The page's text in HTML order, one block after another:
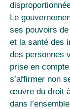
Le
ses pouvoirs
et la santé des
des personnes
prise en
s’affirmer non
œuvre du droit
dans